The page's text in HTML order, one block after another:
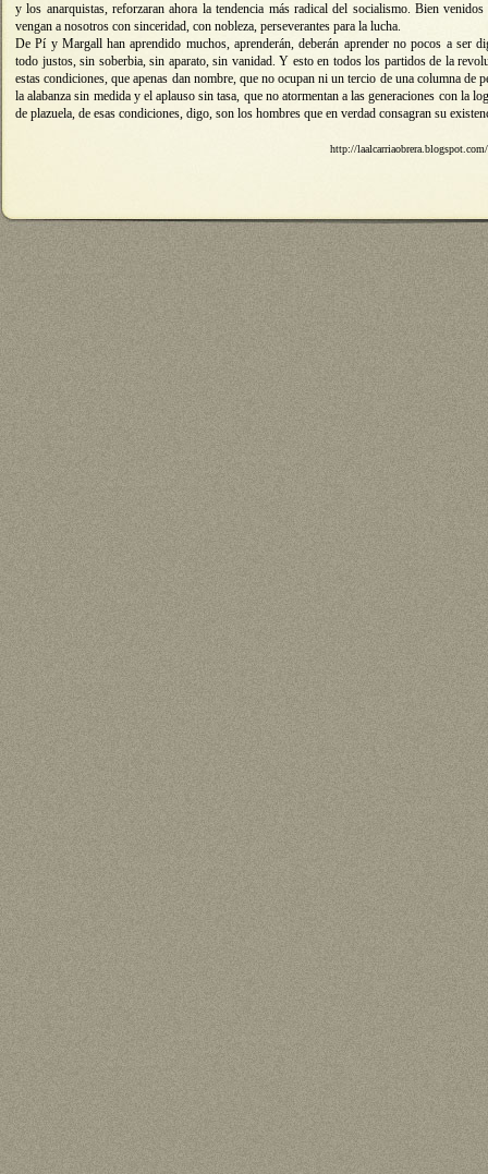
y los anarquistas, reforzaran ahora la tendencia más radical del socialismo. Bien
vengan a nosotros con sinceridad, con nobleza, perseverantes para la lucha.
De Pí y Margall han aprendido muchos, aprenderán, deberán aprender no pocos a ser
todo justos, sin soberbia, sin aparato, sin vanidad. Y esto en todos los partidos de la
estas condiciones, que apenas dan nombre, que no ocupan ni un tercio de una columna de
la alabanza sin medida y el aplauso sin tasa, que no atormentan a las generaciones con la
de plazuela, de esas condiciones, digo, son los hombres que en verdad consagran su
http://